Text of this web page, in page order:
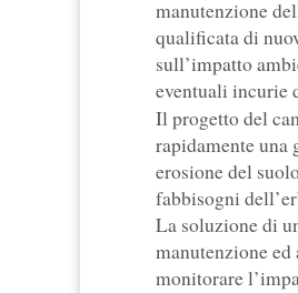
manutenzione
qualificata di
sull’impatto
eventuali incurie
Il progetto del
rapidamente una
erosione del
fabbisogni
La soluzione di
manutenzione
monitorare